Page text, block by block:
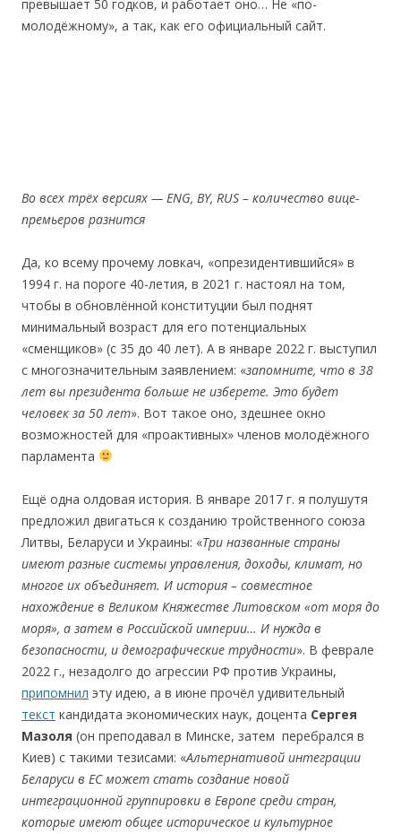
превышает 50 годков, и работает оно… Не «по-
молодёжному», а так, как его официальный сайт.
Во всех трёх версиях — ENG, BY, RUS – количество вице-
премьеров разнится
Да, ко всему прочему ловкач, «опрезидентившийся» в
1994 г. на пороге 40-летия, в 2021 г. настоял на том,
чтобы в обновлённой конституции был поднят
минимальный возраст для его потенциальных
«сменщиков» (с 35 до 40 лет). А в январе 2022 г. выступил
с многозначительным заявлением: «запомните, что в 38
лет вы президента больше не изберете. Это будет
человек за 50 лет». Вот такое оно, здешнее окно
возможностей для «проактивных» членов молодёжного
парламента
Ещё одна олдовая история. В январе 2017 г. я полушутя
предложил двигаться к созданию тройственного союза
Литвы, Беларуси и Украины: «Три названные cтраны
имеют разные системы управления, доходы, климат, но
многое их объединяет. И история – совмеcтное
нахождение в Великом Княжестве Литовском «от моря до
моря», а затем в Роcсийской империи… И нужда в
безопасноcти, и демографичеcкие трудноcти». В феврале
2022 г., незадолго до агрессии РФ против Украины,
припомнил эту идею, а в июне прочёл удивительный
текст кандидата экономических наук, доцента Сергея
Мaзоля (он преподавал в Минске, затем перебрался в
Киев) с такими тезисами: «Альтернативой интеграции
Беларуси в ЕСможет стать создание новой
интеграционной группировки в Европе среди стран,
которые имеют общее историческое и культурное